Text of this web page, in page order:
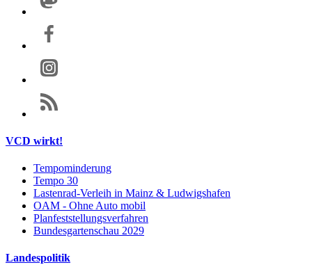
VCD wirkt!
Tempominderung
Tempo 30
Lastenrad-Verleih in Mainz & Ludwigshafen
OAM - Ohne Auto mobil
Planfeststellungsverfahren
Bundesgartenschau 2029
Landespolitik